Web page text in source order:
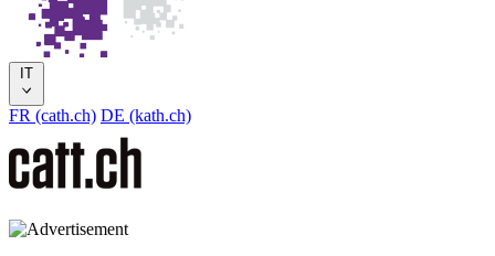
IT
FR (cath.ch) DE (kath.ch)